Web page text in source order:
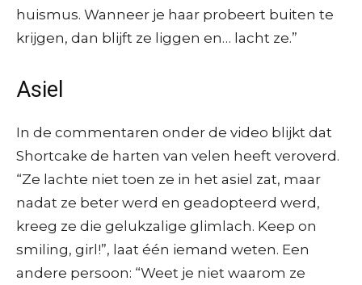
huismus. Wanneer je haar probeert buiten te
krijgen, dan blijft ze liggen en… lacht ze.”
Asiel
In de commentaren onder de video blijkt dat
Shortcake de harten van velen heeft veroverd.
“Ze lachte niet toen ze in het asiel zat, maar
nadat ze beter werd en geadopteerd werd,
kreeg ze die gelukzalige glimlach. Keep on
smiling, girl!”, laat één iemand weten. Een
andere persoon: “Weet je niet waarom ze